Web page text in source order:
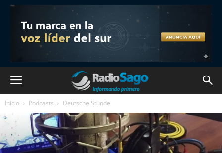
Inicio Podcasts Deutsche Stunde